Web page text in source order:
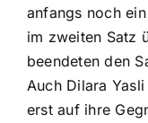
anfangs noch
im zweiten Satz
beendeten den
Auch Dilara
erst auf ihre